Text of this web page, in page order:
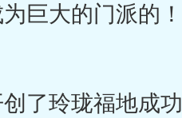
巨大的门派的！
了玲珑福地成功